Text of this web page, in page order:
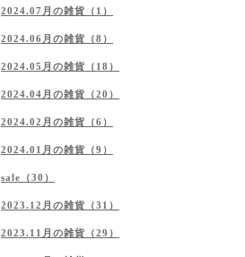
2024.07月の雑貨（1）
2024.06月の雑貨（8）
2024.05月の雑貨（18）
2024.04月の雑貨（20）
2024.02月の雑貨（6）
2024.01月の雑貨（9）
sale（30）
2023.12月の雑貨（31）
2023.11月の雑貨（29）